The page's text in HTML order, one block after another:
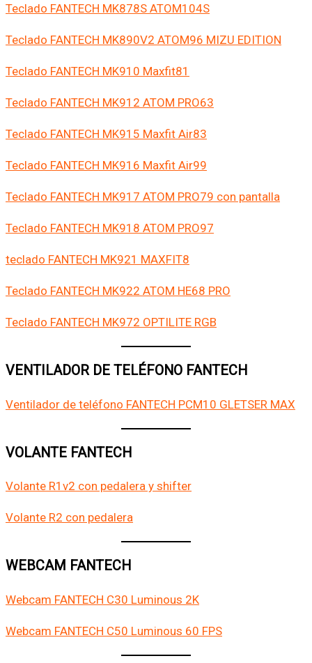
Teclado FANTECH MK878S ATOM104S
Teclado FANTECH MK890V2 ATOM96 MIZU EDITION
Teclado FANTECH MK910 Maxfit81
Teclado FANTECH MK912 ATOM PRO63
Teclado FANTECH MK915 Maxfit Air83
Teclado FANTECH MK916 Maxfit Air99
Teclado FANTECH MK917 ATOM PRO79 con pantalla
Teclado FANTECH MK918 ATOM PRO97
teclado FANTECH MK921 MAXFIT8
Teclado FANTECH MK922 ATOM HE68 PRO
Teclado FANTECH MK972 OPTILITE RGB
VENTILADOR DE TELÉFONO FANTECH
Ventilador de teléfono FANTECH PCM10 GLETSER MAX
VOLANTE FANTECH
Volante R1v2 con pedalera y shifter
Volante R2 con pedalera
WEBCAM FANTECH
Webcam FANTECH C30 Luminous 2K
Webcam FANTECH C50 Luminous 60 FPS